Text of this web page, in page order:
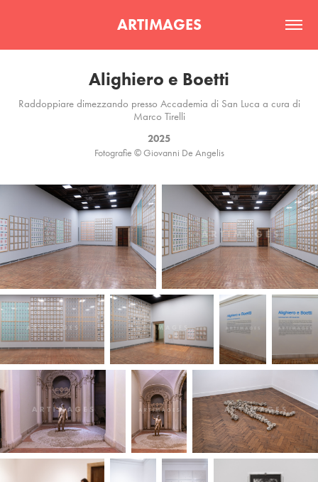
ARTIMAGES
Alighiero e Boetti
Raddoppiare dimezzando presso Accademia di San Luca a cura di
Marco Tirelli
2025
Fotografie © Giovanni De Angelis